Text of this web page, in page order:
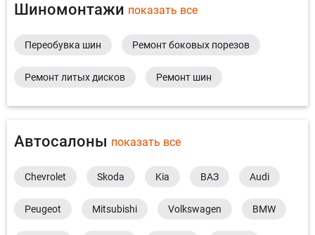
Шиномонтажи показать все
Переобувка шин Ремонт боковых порезов
Ремонт литых дисков Ремонт шин
Автосалоны показать все
Chevrolet Skoda Kia ВАЗ Audi
Peugeot Mitsubishi Volkswagen BMW